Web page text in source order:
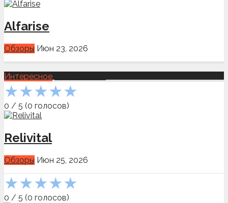
Alfarise
Обзоры Июн 23, 2026
Интересное
★★★★★
0 / 5 (0 голосов)
Relivital
Обзоры Июн 25, 2026
★★★★★
0 / 5 (0 голосов)